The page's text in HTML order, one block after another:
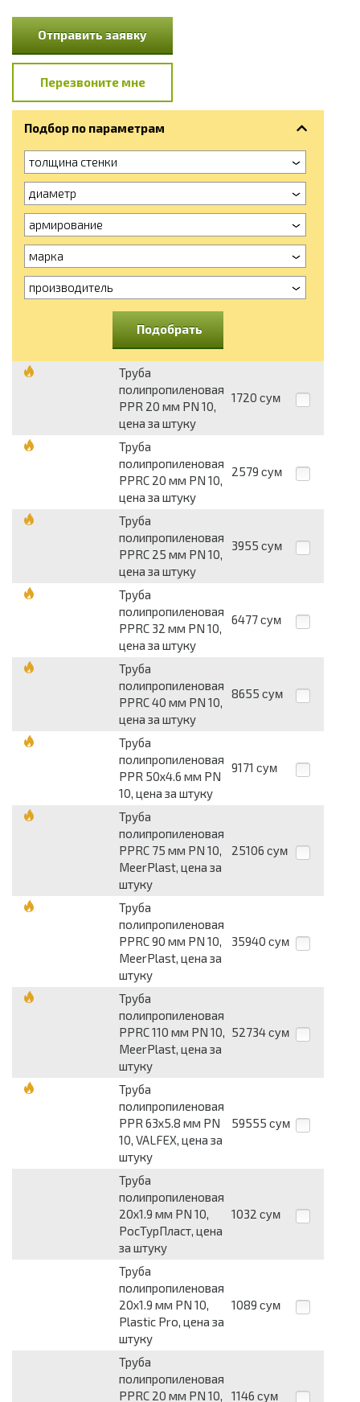
Отправить заявку
Перезвоните мне
Подбор по параметрам
толщина стенки
диаметр
армирование
марка
производитель
Подобрать
Труба
полипропиленовая
PPR 20 мм PN 10,
цена за штуку
1720 сум
Труба
полипропиленовая
PPRC 20 мм PN 10,
цена за штуку
2579 сум
Труба
полипропиленовая
PPRC 25 мм PN 10,
цена за штуку
3955 сум
Труба
полипропиленовая
PPRC 32 мм PN 10,
цена за штуку
6477 сум
Труба
полипропиленовая
PPRC 40 мм PN 10,
цена за штуку
8655 сум
Труба
полипропиленовая
PPR 50х4.6 мм PN
10, цена за штуку
9171 сум
Труба
полипропиленовая
PPRC 75 мм PN 10,
MeerPlast, цена за
штуку
25106 сум
Труба
полипропиленовая
PPRC 90 мм PN 10,
MeerPlast, цена за
штуку
35940 сум
Труба
полипропиленовая
PPRC 110 мм PN 10,
MeerPlast, цена за
штуку
52734 сум
Труба
полипропиленовая
PPR 63х5.8 мм PN
10, VALFEX, цена за
штуку
59555 сум
Труба
полипропиленовая
20х1.9 мм PN 10,
РосТурПласт, цена
за штуку
1032 сум
Труба
полипропиленовая
20х1.9 мм PN 10,
Plastic Pro, цена за
штуку
1089 сум
Труба
полипропиленовая
PPRC 20 мм PN 10,
1146 сум